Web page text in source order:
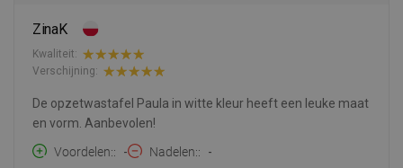
ZinaK
Kwaliteit:
Verschijning:
De opzetwastafel Paula in witte kleur heeft een leuke maat
en vorm. Aanbevolen!
Voordelen:
- Nadelen: -